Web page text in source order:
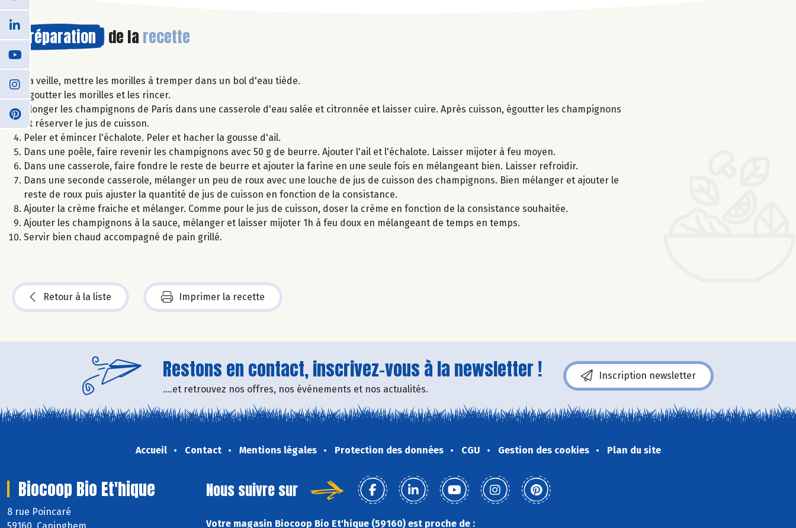
Préparation de la recette
La veille, mettre les morilles à tremper dans un bol d'eau tiède.
Egoutter les morilles et les rincer.
Plonger les champignons de Paris dans une casserole d'eau salée et citronnée et laisser cuire. Après cuisson, égoutter les champignons
et réserver le jus de cuisson.
Peler et émincer l'échalote. Peler et hacher la gousse d'ail.
Dans une poêle, faire revenir les champignons avec 50 g de beurre. Ajouter l'ail et l'échalote. Laisser mijoter à feu moyen.
Dans une casserole, faire fondre le reste de beurre et ajouter la farine en une seule fois en mélangeant bien. Laisser refroidir.
Dans une seconde casserole, mélanger un peu de roux avec une louche de jus de cuisson des champignons. Bien mélanger et ajouter le
reste de roux puis ajuster la quantité de jus de cuisson en fonction de la consistance.
Ajouter la crème fraiche et mélanger. Comme pour le jus de cuisson, doser la crème en fonction de la consistance souhaitée.
Ajouter les champignons à la sauce, mélanger et laisser mijoter 1h à feu doux en mélangeant de temps en temps.
Servir bien chaud accompagné de pain grillé.
Retour à la liste Imprimer la recette
Restons en contact, inscrivez-vous à la newsletter !
....et retrouvez nos offres, nos événements et nos actualités.
Inscription newsletter
Accueil Contact Mentions légales Protection des données CGU Gestion des cookies Plan du site
Biocoop Bio Et'hique
8 rue Poincaré
59160 Capinghem
Nous suivre sur
Votre magasin Biocoop Bio Et'hique (59160) est proche de :